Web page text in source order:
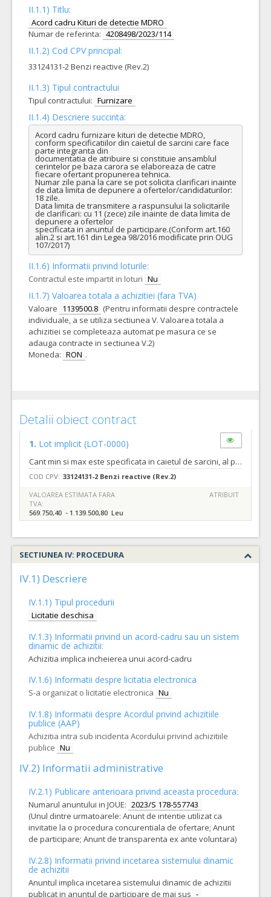
II.1.1) Titlu:
Acord cadru Kituri de detectie MDRO
Numar de referinta: 4208498/2023/114
II.1.2) Cod CPV principal:
33124131-2 Benzi reactive (Rev.2)
II.1.3) Tipul contractului
Tipul contractului: Furnizare
II.1.4) Descriere succinta:
Acord cadru furnizare kituri de detectie MDRO,
conform specificatiilor din caietul de sarcini care face
parte integranta din
documentatia de atribuire si constituie ansamblul
cerintelor pe baza carora se elaboreaza de catre
fiecare ofertant propunerea tehnica.
Numar zile pana la care se pot solicita clarificari inainte
de data limita de depunere a ofertelor/candidaturilor:
18 zile.
Data limita de transmitere a raspunsului la solicitarile
de clarificari: cu 11 (zece) zile inainte de data limita de
depunere a ofertelor
specificata in anuntul de participare.(Conform art.160
alin.2 si art.161 din Legea 98/2016 modificate prin OUG
107/2017)
II.1.6) Informatii privind loturile:
Contractul este impartit in loturi Nu
II.1.7) Valoarea totala a achizitiei (fara TVA)
Valoare 1139500.8 (Pentru informatii despre contractele
individuale, a se utiliza sectiunea V. Valoarea totala a
achizitiei se completeaza automat pe masura ce se
adauga contracte in sectiunea V.2)
Moneda: RON .
Detalii obiect contract
1. Lot implicit (LOT-0000)
Cant min si max este specificata in caietul de sarcini, al prezentei documentatii. Pretul unitar estimat al produselor din cadrul pachetului: 1. TESTE MRSA = 25 Lei fara TVA /TEST; Cant min. AC = 6000 TESTE, Cant. max. AC =12000 TESTE, Cant. min. CS= 60 TESTE, Cant. max. CS = 6000 TESTE; 2. TESTE ESBL = 25 Lei fara TVA /TEST; Cant min. AC = 6000 TESTE, Cant. max. AC =12000 TESTE, Cant. min. CS= 60 TESTE, Cant. max. CS = 6000 TESTE; 3. TESTE CRE = 25 Lei fara TVA /TEST; Cant min. AC = 6000 TESTE, Cant. max. AC =12000 TESTE, Cant. min. CS= 60 TESTE, Cant. max. CS = 6000 TESTE; 4. TESTE SCREENING URINI = 5.28 Lei fara TVA /TEST; Cant min. AC = 22680 TESTE, Cant. max. AC = 45360 TESTE, Cant. min. CS= 360 TESTE, Cant. max. CS = 22680 TESTE;
COD CPV: 33124131-2 Benzi reactive (Rev.2)
VALOAREA ESTIMATA FARA
TVA:
569.750,40 - 1.139.500,80 Leu
ATRIBUIT
SECTIUNEA IV: PROCEDURA
IV.1) Descriere
IV.1.1) Tipul procedurii
Licitatie deschisa
IV.1.3) Informatii privind un acord-cadru sau un sistem
dinamic de achizitii:
Achizitia implica incheierea unui acord-cadru
IV.1.6) Informatii despre licitatia electronica
S-a organizat o licitatie electronica Nu
IV.1.8) Informatii despre Acordul privind achizitiile
publice (AAP)
Achizitia intra sub incidenta Acordului privind achizitiile
publice Nu
IV.2) Informatii administrative
IV.2.1) Publicare anterioara privind aceasta procedura:
Numarul anuntului in JOUE: 2023/S 178-557743
(Unul dintre urmatoarele: Anunt de intentie utilizat ca
invitatie la o procedura concurentiala de ofertare; Anunt
de participare; Anunt de transparenta ex ante voluntara)
IV.2.8) Informatii privind incetarea sistemului dinamic
de achizitii
Anuntul implica incetarea sistemului dinamic de achizitii
publicat in anuntul de participare de mai sus -